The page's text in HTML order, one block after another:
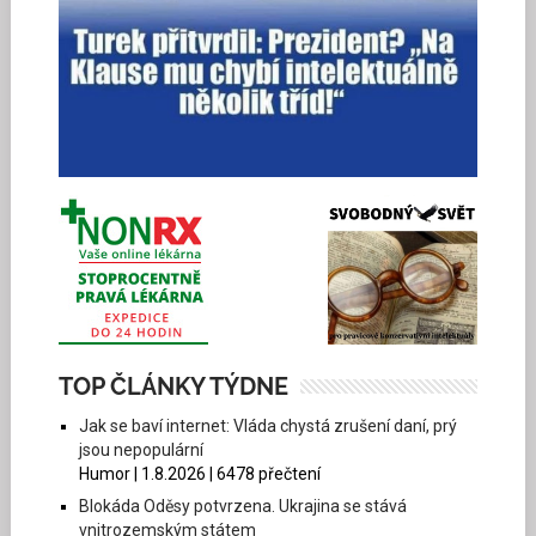
TOP ČLÁNKY TÝDNE
Jak se baví internet: Vláda chystá zrušení daní, prý
jsou nepopulární
Humor | 1.8.2026 | 6478 přečtení
Blokáda Oděsy potvrzena. Ukrajina se stává
vnitrozemským státem